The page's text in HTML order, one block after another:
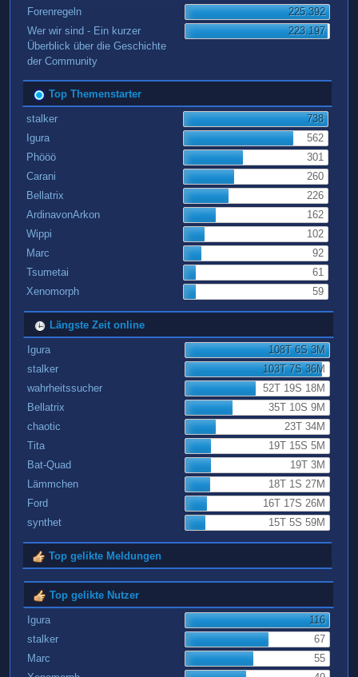
Forenregeln
225.392
Wer wir sind - Ein kurzer
Überblick über die Geschichte
der Community
223.197
Top Themenstarter
stalker
738
Igura
562
Phööö
301
Carani
260
Bellatrix
226
ArdinavonArkon
162
Wippi
102
Marc
92
Tsumetai
61
Xenomorph
59
Längste Zeit online
Igura
108T 6S 3M
stalker
103T 7S 36M
wahrheitssucher
52T 19S 18M
Bellatrix
35T 10S 9M
chaotic
23T 34M
Tita
19T 15S 5M
Bat-Quad
19T 3M
Lämmchen
18T 1S 27M
Ford
16T 17S 26M
synthet
15T 5S 59M
Top gelikte Meldungen
Top gelikte Nutzer
Igura
116
stalker
67
Marc
55